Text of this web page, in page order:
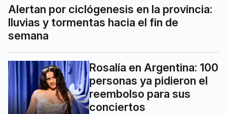
Alertan por ciclógenesis en la provincia:
lluvias y tormentas hacia el fin de
semana
Rosalía en Argentina: 100
personas ya pidieron el
reembolso para sus
conciertos